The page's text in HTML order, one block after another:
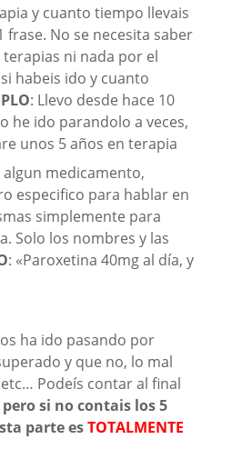
y cuanto tiempo llevais
frase. No se necesita saber
ni nada por el
habeis ido y cuanto
: Llevo desde hace 10
he ido parandolo a veces,
unos 5 años en terapia
medicamento,
especifico para hablar en
simplemente para
Solo los nombres y las
: «Paroxetina 40mg al día, y
ha ido pasando por
y que no, lo mal
Podeís contar al final
pero si no contais los 5
parte esTOTALMENTE